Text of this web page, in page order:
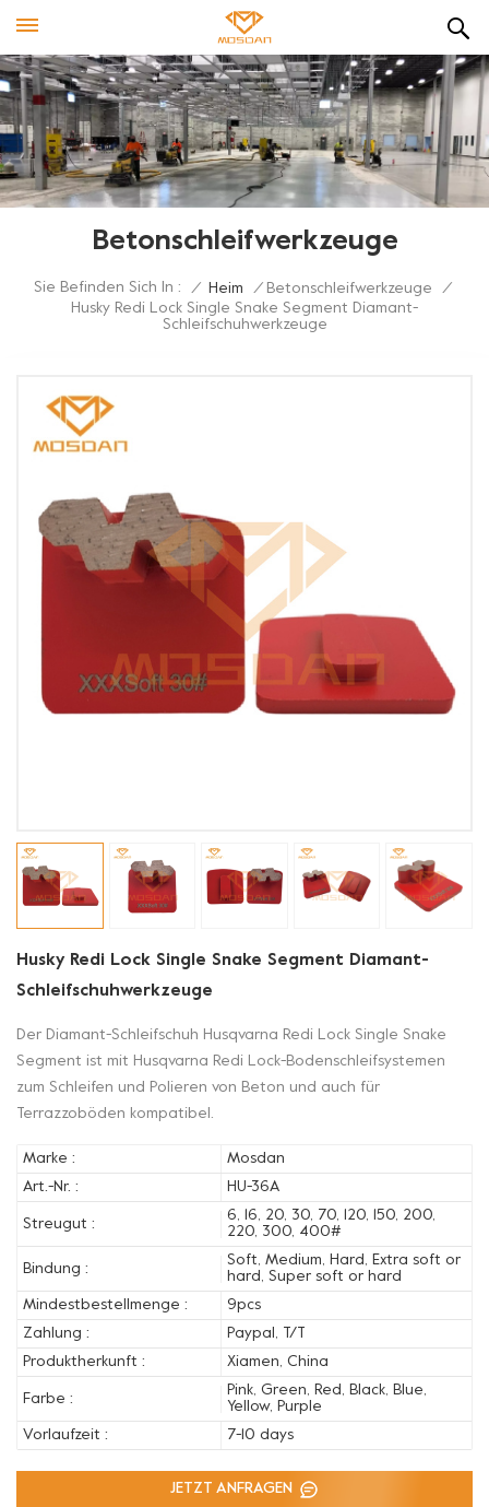
Betonschleifwerkzeuge
Sie Befinden Sich In : / Heim / Betonschleifwerkzeuge
/
Husky Redi Lock Single Snake Segment Diamant-
Schleifschuhwerkzeuge
Husky Redi Lock Single Snake Segment Diamant-
Schleifschuhwerkzeuge
Der Diamant-Schleifschuh Husqvarna Redi Lock Single Snake
Segment ist mit Husqvarna Redi Lock-Bodenschleifsystemen
zum Schleifen und Polieren von Beton und auch für
Terrazzoböden kompatibel.
Marke :
Mosdan
Art.-Nr. :
HU-36A
Streugut :
6, 16, 20, 30, 70, 120, 150, 200,
220, 300, 400#
Bindung :
Soft, Medium, Hard, Extra soft or
hard, Super soft or hard
Mindestbestellmenge :
9pcs
Zahlung :
Paypal, T/T
Produktherkunft :
Xiamen, China
Farbe :
Pink, Green, Red, Black, Blue,
Yellow, Purple
Vorlaufzeit :
7-10 days
JETZT ANFRAGEN